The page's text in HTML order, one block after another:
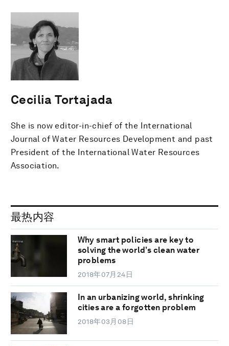
Cecilia Tortajada
She is now editor-in-chief of the International
Journal of Water Resources Development and past
President of the International Water Resources
Association.
最热内容
Why smart policies are key to
solving the world’s clean water
problems
2018年07月24日
In an urbanizing world, shrinking
cities are a forgotten problem
2018年03月08日